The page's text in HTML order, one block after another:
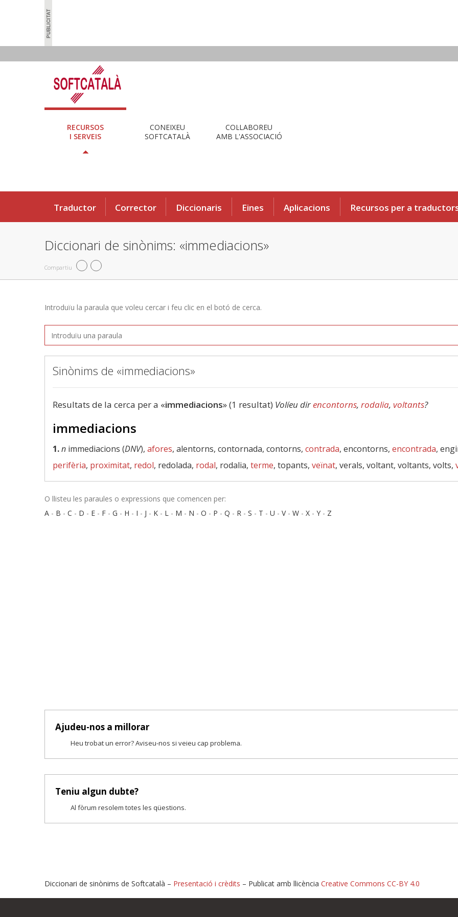
RECURSOS
I SERVEIS
CONEIXEU
SOFTCATALÀ
COL·LABOREU
AMB L'ASSOCIACIÓ
Traductor Corrector Diccionaris Eines Aplicacions Recursos per a
Diccionari de sinònims: «immediacions»
Compartiu
Introduïu la paraula que voleu cercar i feu clic en el botó de cerca.
Sinònims de «immediacions»
Resultats de la cerca per a «immediacions» (1 resultat) Volíeu direncontorns, rodalia, voltants?
immediacions
1.n immediacions (DNV), afores, alentorns, contornada, contorns, contrada, encontorns, encontrada,
perifèria, proximitat, redol, redolada, rodal, rodalia, terme, topants, veïnat, verals, voltant, voltants, volts,
O llisteu les paraules o expressions que comencen per:
A - B - C - D - E - F - G - H - I - J - K - L - M - N - O - P - Q - R - S - T - U - V- W - X - Y - Z
Ajudeu-nos a millorar
Heu trobat un error? Aviseu-nos si veieu cap problema.
Teniu algun dubte?
Al fòrum resolem totes les qüestions.
Diccionari de sinònims de Softcatalà – Presentació i crèdits – Publicat amb llicència Creative Commons CC-BY 4.0